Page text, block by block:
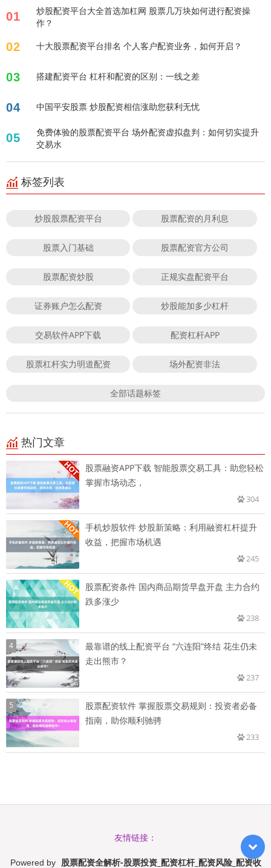
01
炒股配资平台大全首选加杠网 股票几万块如何进行配资操
作？
02 十大股票配资平台排名 个人客户配资业务，如何开启？
03 搭建配资平台 杠杆和配资的区别：一线之差
04 中国平安股票 炒股配资相信涨助您获利无忧
05
免费体验的股票配资平台 场外配资虚拟盘判：如何切实提升
交易水
标签列表
炒股股票配资平台 股票配资的月利息
股票入门基础 股票配资官方公司
股票配资炒股 正规实盘配资平台
证券账户怎么配资 炒股能加多少杠杆
交易软件APP下载 配资杠杆APP
股票杠杆实力明道配资 场外配资非法
全部话题标签
热门文章
股票融资APP下载 智能股票交易工具：助您轻松
掌握市场动态，
304
手机炒股软件 炒股新策略：利用融资杠杆提升
收益，把握市场机遇
245
股票配资条件 国内商品期货早盘开盘 主力合约
跌多涨少
238
4
最靠谱的线上配资平台 “六连阳”终结 花生仍未
走出熊市？
237
5
股票配资软件 掌握股票交易规则：投资者必备
指南，助你顺利驰骋
233
友情链接：
Powered by 股票配资全解析-股票投资_配资杠杆_配资风险_配资收